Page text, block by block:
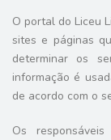
O portal do Liceu
sites e páginas
determinar os
informação é
de acordo com o
Os